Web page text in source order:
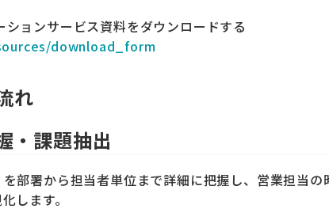
ョンサービス資料をダウンロードする
download_form
れ
・課題抽出
を部署から担当者単位まで詳細に把握し、営業担当
します。